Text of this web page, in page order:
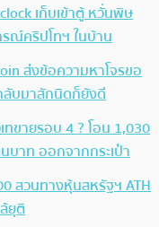
เก็บเข้าตู้ หวั่นพิษ
ณ์คริปโทฯ ในบ้าน
ส่งข้อความหาโจรขอ
บมาสักนิดก็ยังดี
ขายรอบ 4 ? โอน 1,030
บาท ออกจากกระเป๋า
สวนทางหุ้นสหรัฐฯ ATH
ยุติ